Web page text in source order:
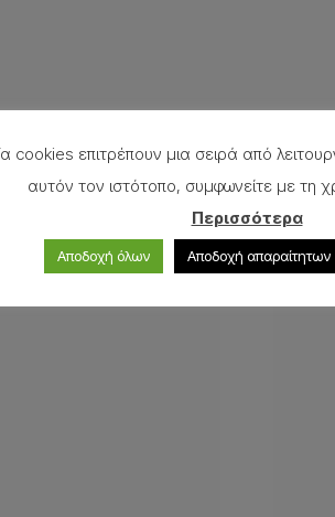
cookies επιτρέπουν μια σειρά από
αυτόν τον ιστότοπο, συμφωνείτε με τη
Περισσότερα
Αποδοχή όλων Αποδοχή απαραίτητων